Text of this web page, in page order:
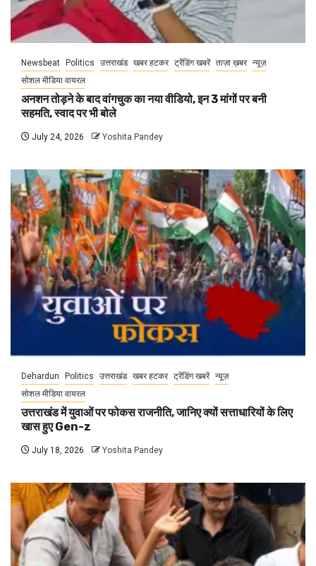
Newsbeat Politics उत्तराखंड खबर हटकर ट्रेंडिंग खबरें ताज़ा ख़बर न्यूज़
सोशल मीडिया वायरल
अनशन तोड़ने के बाद वांगचुक का नया वीडियो, इन 3 मांगों पर बनी
सहमति, स्वाद पर भी बोले
July 24, 2026 Yoshita Pandey
Dehardun Politics उत्तराखंड खबर हटकर ट्रेंडिंग खबरें न्यूज़
सोशल मीडिया वायरल
उत्तराखंड में युवाओं पर फोकस राजनीति, जानिए क्यों सत्ताधारियों के लिए
खास हुए Gen-z
July 18, 2026 Yoshita Pandey